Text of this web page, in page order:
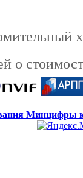
о
Минцифры